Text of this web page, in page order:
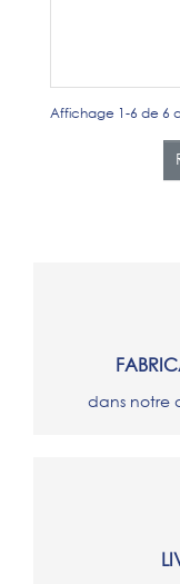
Affichage 1-6 de 6
dans notre